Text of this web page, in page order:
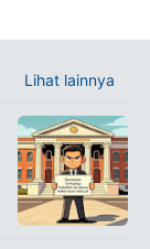
Lihat lainnya